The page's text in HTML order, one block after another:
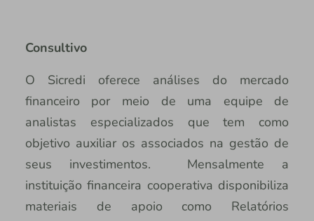
Consultivo
O Sicredi oferece análises do mercado
financeiro por meio de uma equipe de
analistas especializados que tem como
objetivo auxiliar os associados na gestão de
seus investimentos. Mensalmente a
instituição financeira cooperativa disponibiliza
materiais de apoio como Relatórios